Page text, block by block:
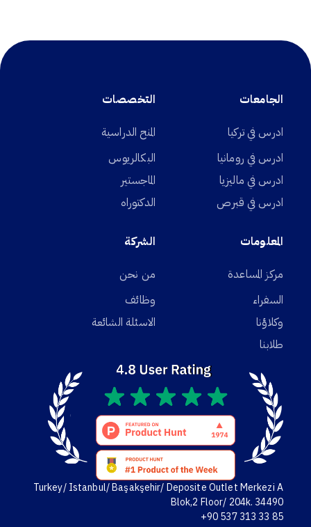
الجامعات
ادرس في تركيا
ادرس في رومانيا
ادرس في ماليزيا
ادرس في قبرص
التخصصات
المنح الدراسية
البكالريوس
الماجستير
الدكتوراه
المعلومات
مركز المساعدة
السفراء
وكلاؤنا
طلابنا
الشركة
من نحن
وظائف
الاسئلة الشائعة
Turkey/ Istanbul/ Başakşehir/ Deposite Outlet Merkezi A
Blok,2 Floor/ 204k. 34490
+90 537 313 33 85